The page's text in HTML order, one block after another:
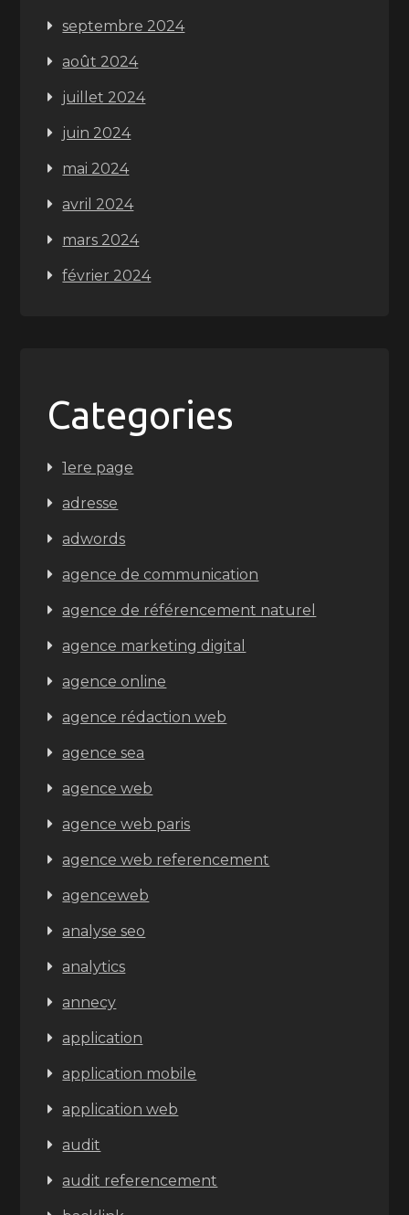
septembre 2024
août 2024
juillet 2024
juin 2024
mai 2024
avril 2024
mars 2024
février 2024
Categories
1ere page
adresse
adwords
agence de communication
agence de référencement naturel
agence marketing digital
agence online
agence rédaction web
agence sea
agence web
agence web paris
agence web referencement
agenceweb
analyse seo
analytics
annecy
application
application mobile
application web
audit
audit referencement